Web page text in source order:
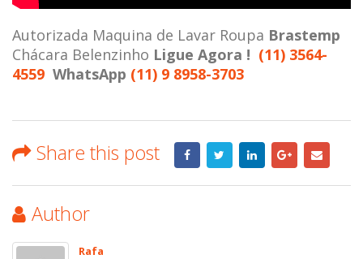
Autorizada Maquina de Lavar Roupa Brastemp
Chácara Belenzinho Ligue Agora ! (11) 3564-
4559 WhatsApp (11) 9 8958-3703
Share this post
Author
Rafa